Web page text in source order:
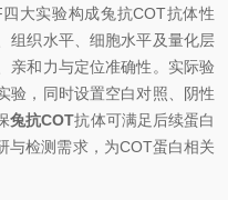
大实验构成兔抗COT抗体性
组织水平、细胞水平及量化层
亲和力与定位准确性。实际验
验，同时设置空白对照、阴性
兔抗COT抗体可满足后续蛋白
与检测需求，为COT蛋白相关